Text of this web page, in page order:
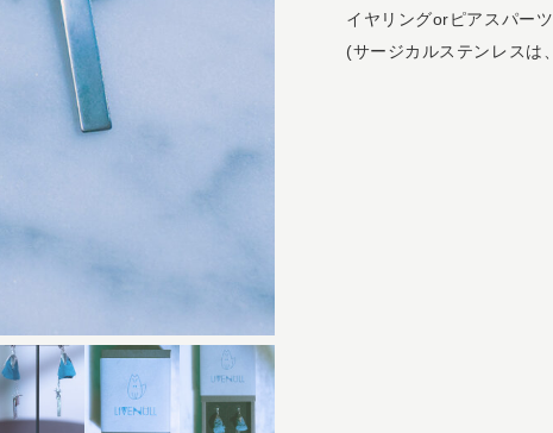
イヤリングorピアスパー
(サージカルステンレスは